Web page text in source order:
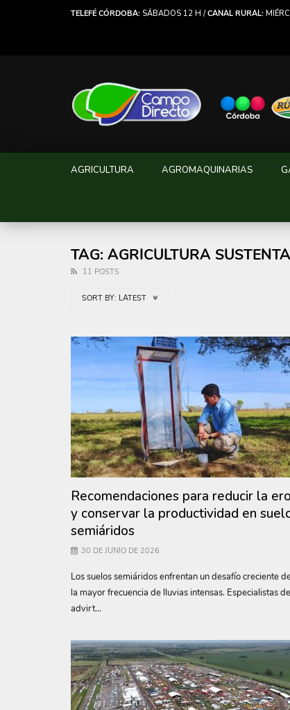
TELEFÉ CÓRDOBA: SÁBADOS 12 H /CANAL RURAL:
AGRICULTURA AGROMAQUINARIAS
TAG: AGRICULTURA
11 POSTS
SORT BY: LATEST
Recomendaciones para reducir la
y conservar la productividad en
semiáridos
30 DE JUNIO DE 2026
Los suelos semiáridos enfrentan un desafío creciente
la mayor frecuencia de lluvias intensas. Especialistas
advirt...